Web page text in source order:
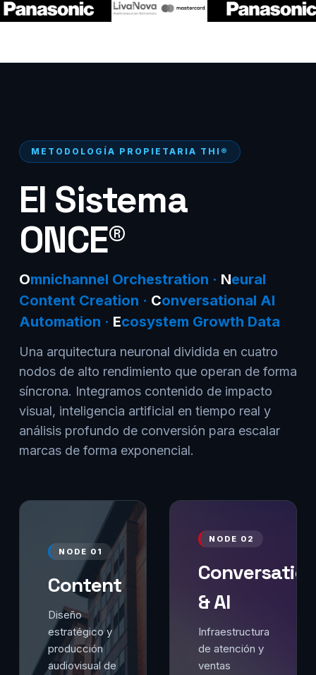
METODOLOGÍA PROPIETARIA THI®
El Sistema
ONCE®
Omnichannel Orchestration · Neural
Content Creation · Conversational AI
Automation · Ecosystem Growth Data
Una arquitectura neuronal dividida en cuatro
nodos de alto rendimiento que operan de forma
síncrona. Integramos contenido de impacto
visual, inteligencia artificial en tiempo real y
análisis profundo de conversión para escalar
marcas de forma exponencial.
NODE 01
Content
Diseño
estratégico y
producción
audiovisual de
NODE 02
& AI
Infraestructura
de atención y
ventas